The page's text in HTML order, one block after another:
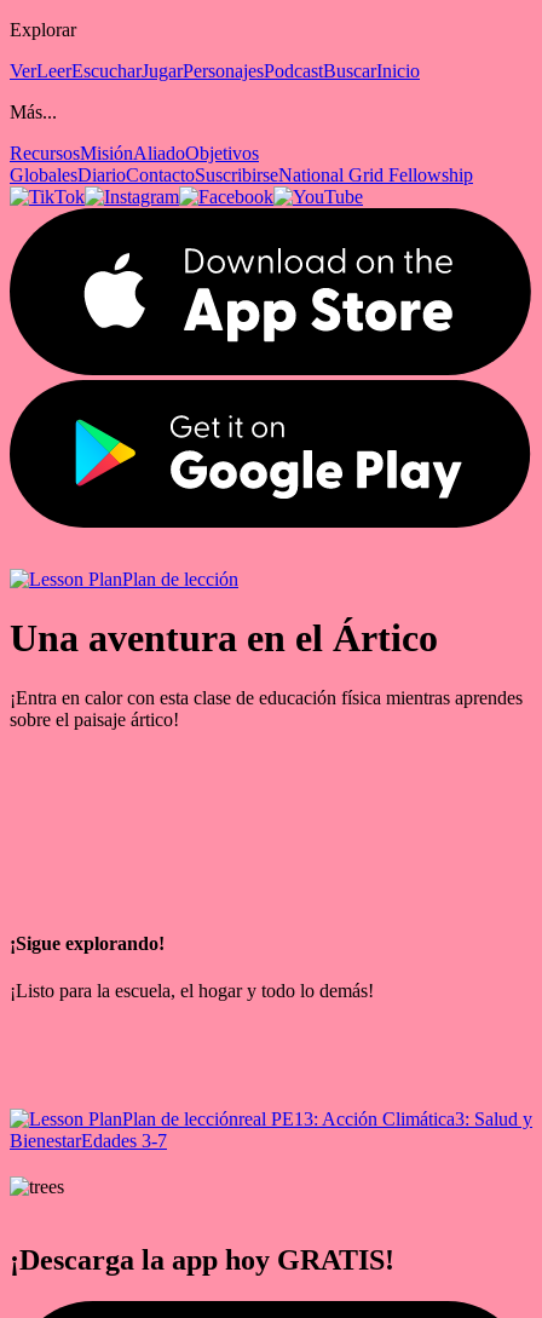
Explorar
VerLeerEscucharJugarPersonajesPodcastBuscarInicio
Más...
RecursosMisiónAliadoObjetivos
GlobalesDiarioContactoSuscribirseNational Grid Fellowship
Plan de lección
Una aventura en el Ártico
¡Entra en calor con esta clase de educación física mientras aprendes
sobre el paisaje ártico!
¡Sigue explorando!
¡Listo para la escuela, el hogar y todo lo demás!
Plan de lecciónreal PE13: Acción Climática3: Salud y
BienestarEdades 3-7
¡Descarga la app hoy GRATIS!